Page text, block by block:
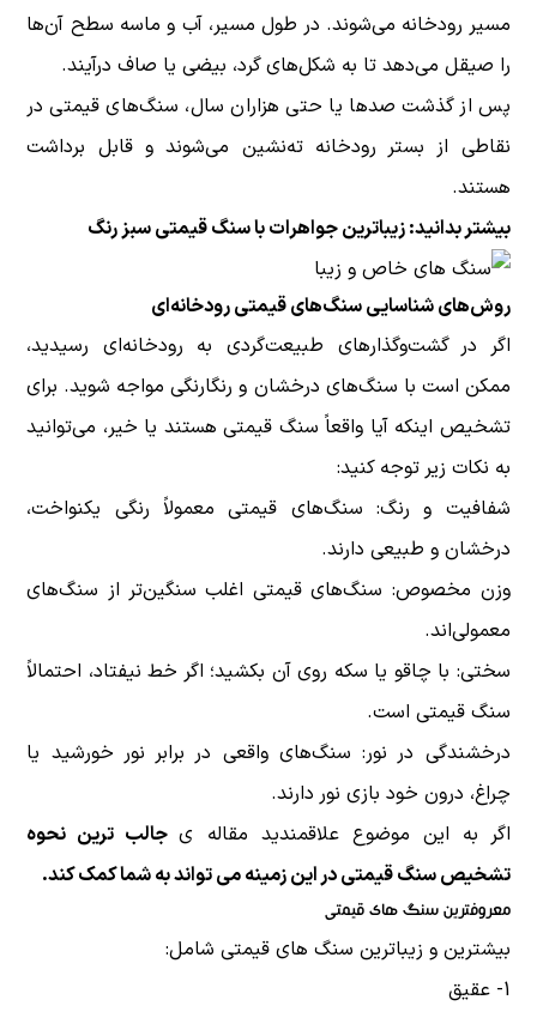
مسیر رودخانه می‌شوند. در طول مسیر، آب و ماسه سطح آن‌ها
را صیقل می‌دهد تا به شکل‌های گرد، بیضی یا صاف درآیند.
پس از گذشت صدها یا حتی هزاران سال، سنگ‌های قیمتی در
نقاطی از بستر رودخانه ته‌نشین می‌شوند و قابل برداشت
هستند.
بیشتر بدانید:زیباترین جواهرات با سنگ قیمتی سبز رنگ
روش‌های شناسایی سنگ‌های قیمتی رودخانه‌ای
اگر در گشت‌وگذارهای طبیعت‌گردی به رودخانه‌ای رسیدید،
ممکن است با سنگ‌های درخشان و رنگارنگی مواجه شوید. برای
تشخیص اینکه آیا واقعاً سنگ قیمتی هستند یا خیر، می‌توانید
به نکات زیر توجه کنید:
شفافیت و رنگ: سنگ‌های قیمتی معمولاً رنگی یکنواخت،
درخشان و طبیعی دارند.
وزن مخصوص: سنگ‌های قیمتی اغلب سنگین‌تر از سنگ‌های
معمولی‌اند.
سختی: با چاقو یا سکه روی آن بکشید؛ اگر خط نیفتاد، احتمالاً
سنگ قیمتی است.
درخشندگی در نور: سنگ‌های واقعی در برابر نور خورشید یا
چراغ، درون خود بازی نور دارند.
اگر به این موضوع علاقمندید مقاله ی جالب ترین نحوه
تشخیص سنگ قیمتیدر این زمینه می تواند به شما کمک کند.
معروفترین سنگ های قیمتی
بیشترین و زیباترین سنگ های قیمتی شامل:
1- عقیق